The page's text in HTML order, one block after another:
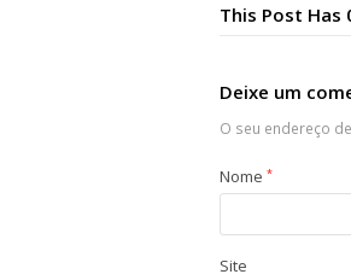
This Post Has
Deixe um
O seu endereço
Nome *
Site